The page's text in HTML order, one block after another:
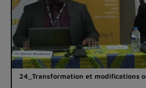
24_Transformation et modifications